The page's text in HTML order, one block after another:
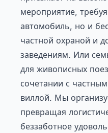
мероприятие,
автомобиль, но и
частной охраной и
заведениям. Или
для живописных
сочетании с
виллой. Мы
превращая
беззаботное